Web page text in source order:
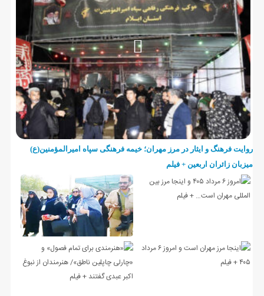
روایت فرهنگ و ایثار در مرز مهران؛ خیمه فرهنگی سپاه امیرالمؤمنین(ع)
میزبان زائران اربعین + فیلم